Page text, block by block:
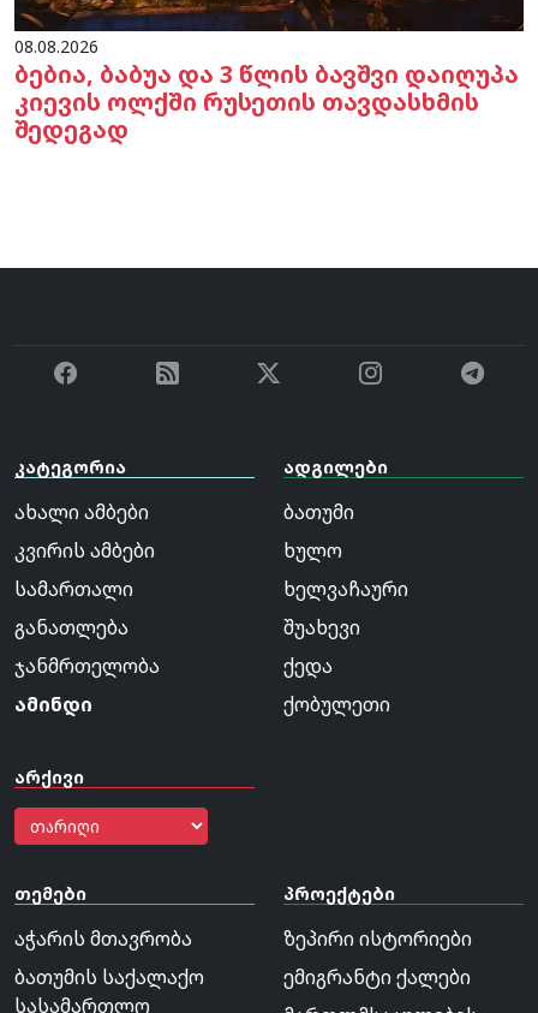
08.08.2026
ბებია, ბაბუა და 3 წლის ბავშვი დაიღუპა
კიევის ოლქში რუსეთის თავდასხმის
შედეგად
კატეგორია
ახალი ამბები
კვირის ამბები
სამართალი
განათლება
ჯანმრთელობა
ამინდი
არქივი
ადგილები
ბათუმი
ხულო
ხელვაჩაური
შუახევი
ქედა
ქობულეთი
თემები
აჭარის მთავრობა
ბათუმის საქალაქო
სასამართლო
პროექტები
ზეპირი ისტორიები
ემიგრანტი ქალები